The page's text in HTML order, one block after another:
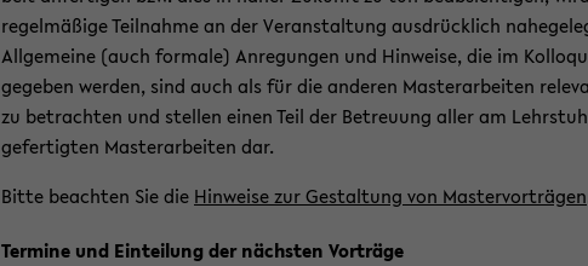
re­gel­mä­ßi­ge Teil­nah­me an der Ver­an­stal­tung aus­drück­lich
All­ge­mei­ne (auch for­ma­le) An­re­gun­gen und Hin­wei­se, die im
ge­ge­ben wer­den, sind auch als für die an­de­ren Mas­ter­ar­bei­ten
zu be­trach­ten und stel­len einen Teil der Be­treu­ung aller am
ge­fer­tig­ten Mas­ter­ar­bei­ten dar.
Bitte be­ach­ten Sie die Hin­wei­se zur Ge­stal­tung von Mas­ter­vor­trä­gen
Ter­mi­ne und Ein­tei­lung der nächs­ten Vor­trä­ge